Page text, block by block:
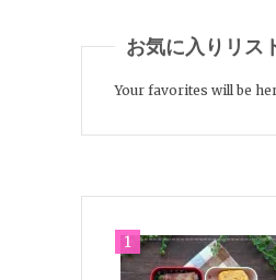
お気に入りリス
Your favorites will be